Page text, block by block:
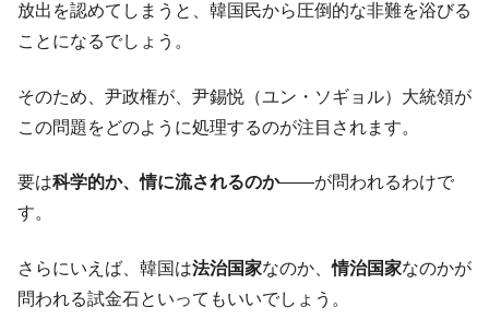
Fact1
日本人マスターズ挑戦の歴史。松山以前に最高位
だった選手とは？
甲子園通算本塁打、最多の清原に次いで多く打っ
ている意外な選手とは？
放出を認めてしまうと、韓国民から圧倒的な非難を浴びる
ことになるでしょう。
そのため、尹政権が、尹錫悦（ユン・ソギョル）大統領が
この問題をどのように処理するのが注目されます。
要は科学的か、情に流されるのか――が問われるわけで
す。
さらにいえば、韓国は法治国家なのか、情治国家なのかが
問われる試金石といってもいいでしょう。